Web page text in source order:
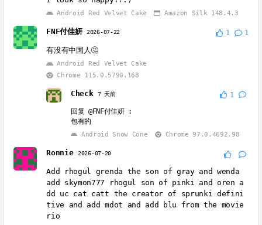
Android Red Velvet Cake Amazon Silk 148.4.3
FNF付佳妍 2026-07-22 1 1
有没有中国人🤔
Android Red Velvet Cake
Chrome 115.0.5790.168
Check 7 天前
1
回复@FNF付佳妍:
包有的
Android Snow Cone
Chrome 97.0.4692.98
Ronnie 2026-07-20
Add rhogul grenda the son of gray and wenda
add skymon777 rhogul son of pinki and oren a
dd uc cat catt the creator of sprunki defini
tive and add mdot and add blu from the movie
rio